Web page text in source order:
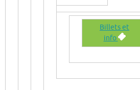
Billets et
info